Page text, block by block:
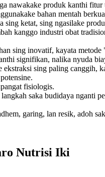
nawakake produk kanthi
bahan mentah
ketat, sing ngasilake
kanggo industri obat
sing inovatif, kayata
signifikan, nalika nyuda
ekstraksi sing paling canggih,
fisiologis.
saka budidaya nganti
garing, lan resik, adoh
Nutrisi Iki